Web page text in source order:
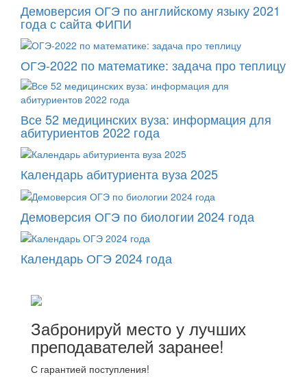
Демоверсия ОГЭ по английскому языку 2021
года с сайта ФИПИ
ОГЭ-2022 по математике: задача про теплицу
Все 52 медицинских вуза: информация для
абитуриентов 2022 года
Календарь абитуриента вуза 2025
Демоверсия ОГЭ по биологии 2024 года
Календарь ОГЭ 2024 года
Забронируй место у лучших
преподавателей заранее!
С гарантией поступления!